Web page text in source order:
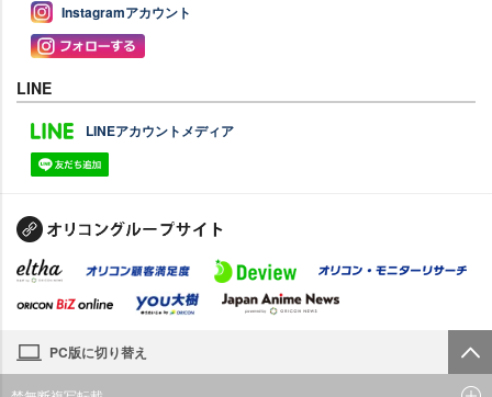
Instagramアカウント
LINE
LINEアカウントメディア
PC版に切り替え